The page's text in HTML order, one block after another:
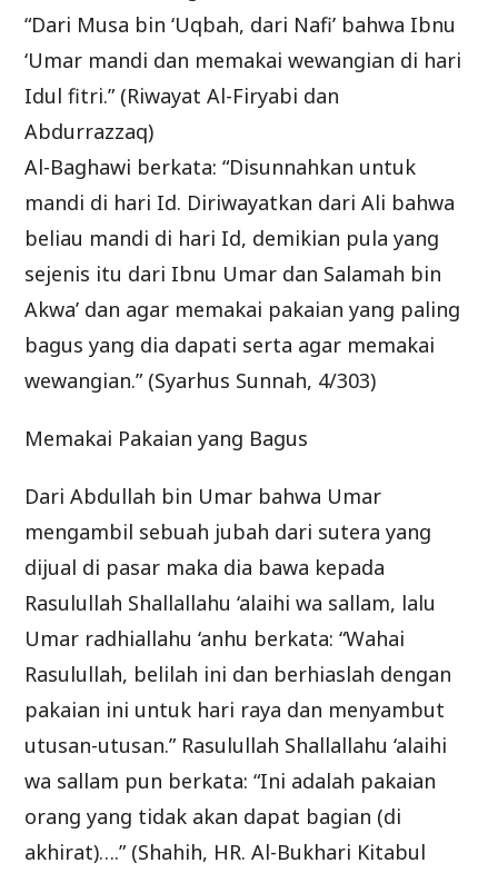
“Dari Musa bin ‘Uqbah, dari Nafi’ bahwa Ibnu
‘Umar mandi dan memakai wewangian di hari
Idul fitri.” (Riwayat Al-Firyabi dan
Abdurrazzaq)
Al-Baghawi berkata: “Disunnahkan untuk
mandi di hari Id. Diriwayatkan dari Ali bahwa
beliau mandi di hari Id, demikian pula yang
sejenis itu dari Ibnu Umar dan Salamah bin
Akwa’ dan agar memakai pakaian yang paling
bagus yang dia dapati serta agar memakai
wewangian.” (Syarhus Sunnah, 4/303)
Memakai Pakaian yang Bagus
Dari Abdullah bin Umar bahwa Umar
mengambil sebuah jubah dari sutera yang
dijual di pasar maka dia bawa kepada
Rasulullah Shallallahu ‘alaihi wa sallam, lalu
Umar radhiallahu ‘anhu berkata: “Wahai
Rasulullah, belilah ini dan berhiaslah dengan
pakaian ini untuk hari raya dan menyambut
utusan-utusan.” Rasulullah Shallallahu ‘alaihi
wa sallam pun berkata: “Ini adalah pakaian
orang yang tidak akan dapat bagian (di
akhirat)….” (Shahih, HR. Al-Bukhari Kitabul